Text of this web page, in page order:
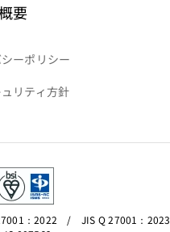
要
ーポリシー
リティ方針
：2022 / JIS Q 27001：2023